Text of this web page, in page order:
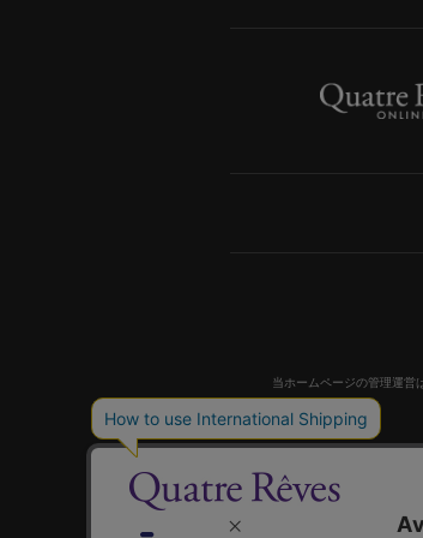
当ホームページの管理運営